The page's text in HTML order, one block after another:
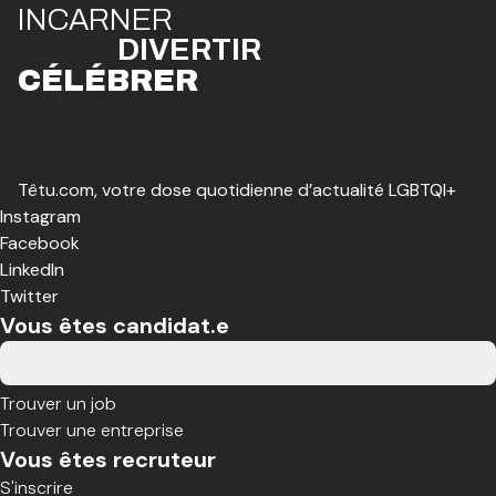
INCARNER
DIVERTIR
CÉLÉBRER
Têtu.com, votre dose quotidienne d’actualité LGBTQI+
Instagram
Facebook
LinkedIn
Twitter
Vous êtes candidat.e
Trouver un job
Trouver une entreprise
Vous êtes recruteur
S'inscrire